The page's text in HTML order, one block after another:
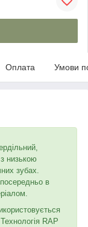
Оплата Умови
низькою
зубах.
в
RAP